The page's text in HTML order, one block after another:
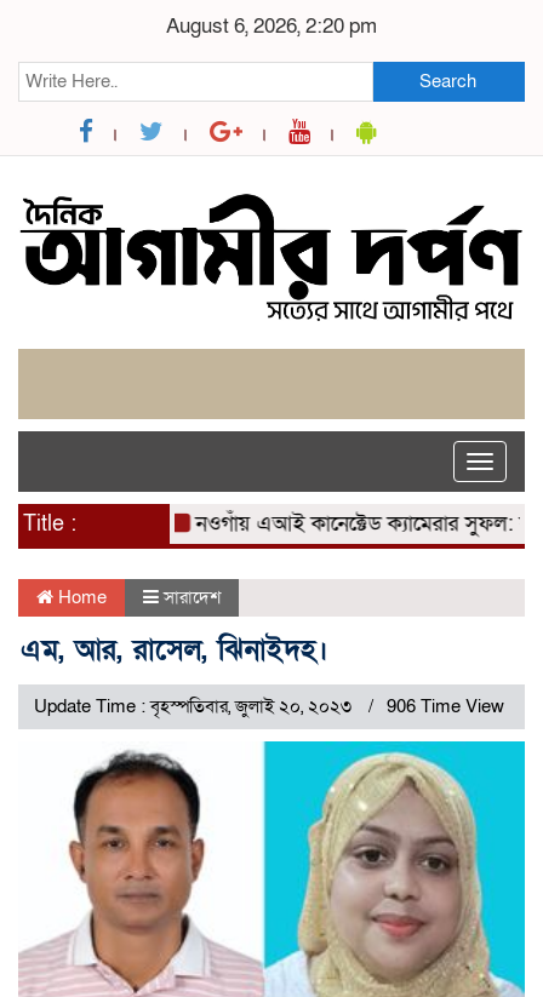
August 6, 2026, 2:20 pm
Search
Toggle
Title :
নওগাঁয় এআই কানেক্টেড ক্যামেরার সুফল: যশোরে
Home সারাদেশ
এম, আর, রাসেল, ঝিনাইদহ।
Update Time : বৃহস্পতিবার, জুলাই ২০, ২০২৩ 906 Time View